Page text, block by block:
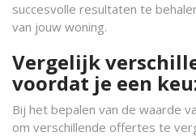
succesvolle resultaten te
van jouw woning.
Vergelijk
voordat je een
Bij het bepalen van de waarde
om verschillende offertes te